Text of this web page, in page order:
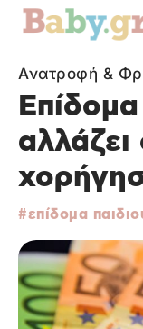
Ανατροφή &
αλλάζει
επίδομα